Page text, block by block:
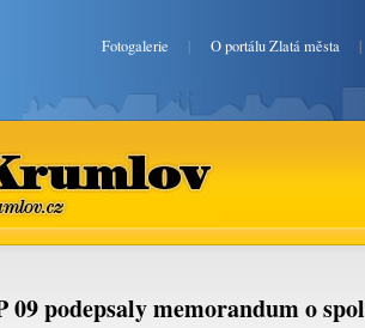
Fotogalerie | O portálu Zlatá města
09 podepsaly memorandum o